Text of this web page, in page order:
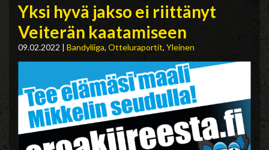
Yksi hyvä jakso ei riittänyt
Veiterän kaatamiseen
09.02.2022 | Bandyliiga, Otteluraportit, Yleinen